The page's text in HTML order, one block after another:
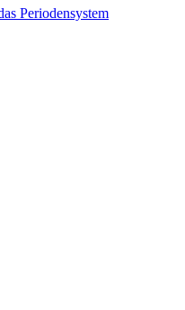
Periodensystem